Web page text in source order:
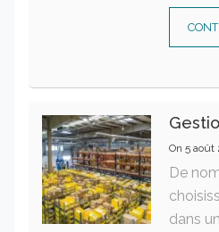
On 5 août
De
dans